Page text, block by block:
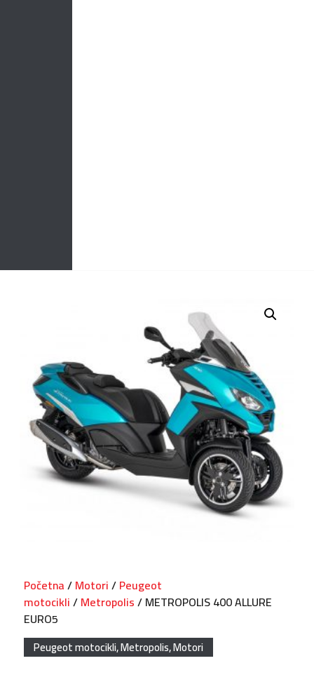
Početna/Motori/Peugeot
motocikli/Metropolis/ METROPOLIS 400 ALLURE
EURO5
Peugeot motocikli,Metropolis,Motori